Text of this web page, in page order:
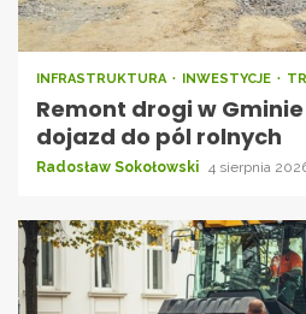
INFRASTRUKTURA INWESTYCJE
Remont drogi w
dojazd do pól rolnych
Radosław Sokołowski 4 sierpnia